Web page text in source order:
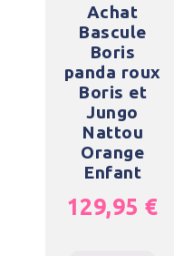
Achat
Bascule
Boris
panda roux
Boris et
Jungo
Nattou
Orange
Enfant
129,95 €